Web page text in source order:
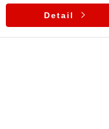
Detail